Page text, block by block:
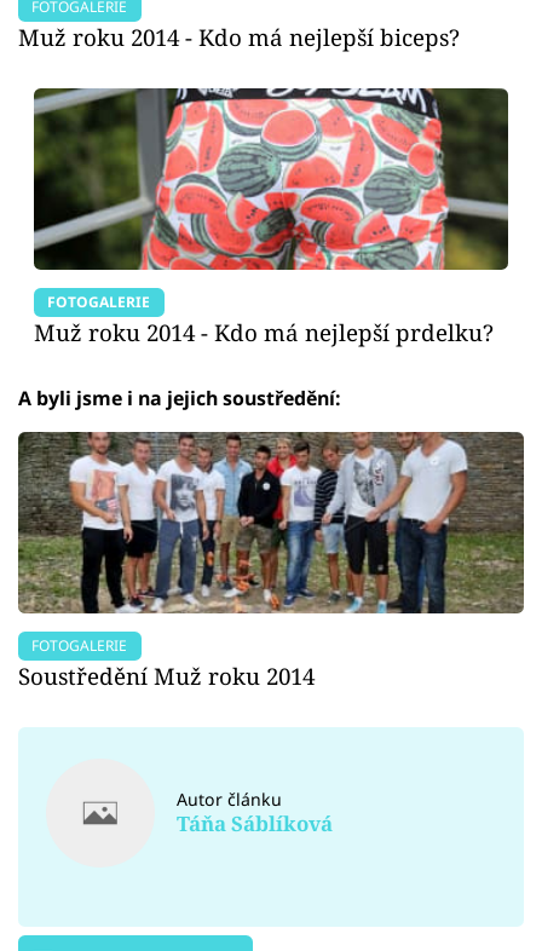
FOTOGALERIE
Muž roku 2014 - Kdo má nejlepší biceps?
FOTOGALERIE
Muž roku 2014 - Kdo má nejlepší prdelku?
A byli jsme i na jejich soustředění:
FOTOGALERIE
Soustředění Muž roku 2014
Autor článku
Táňa Sáblíková